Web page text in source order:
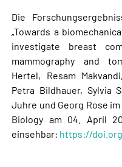
Die
„Towards a
investigate breast
mammography and
Hertel, Resam
Petra Bildhauer, Sylvia
Juhre und Georg Rose
Biology am 04. April
einsehbar: https://